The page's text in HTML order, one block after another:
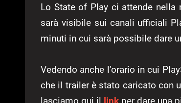
Lo State of Play ci attende
sarà visibile sui canali ufficiali
minuti in cui sarà possibile dare
Vedendo anche l’orario in cui
che il trailer è stato caricato con
lasciamo qui il link per dare una